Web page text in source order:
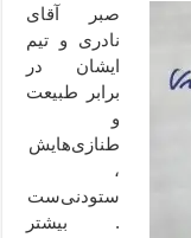
صبر آقای
نادری و تیم
ایشان در
برابر طبیعت
و
طنازی‌هایش
،
ستودنی‌ست
. بیشتر